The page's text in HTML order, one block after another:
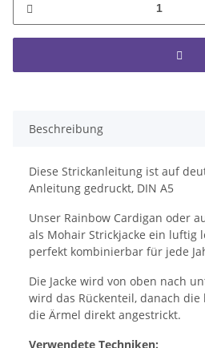
Beschreibung
Diese Strickanleitung ist auf
Anleitung gedruckt, DIN A5
Unser Rainbow Cardigan oder
als Mohair Strickjacke ein luftig
perfekt kombinierbar für jede
Die Jacke wird von oben nach
wird das Rückenteil, danach
die Ärmel direkt angestrickt.
Verwendete Techniken: